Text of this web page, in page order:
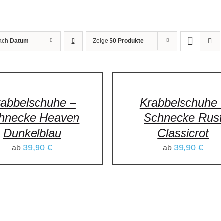
Datum Zeige 50 Produkte
–
Heaven
Dunkelblau
ab 39,90€
WÄHLEN
Krabbelschuhe
Schnecke
Classicrot
ab 39,90€